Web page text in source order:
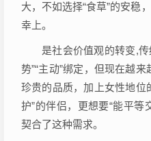
大，不如选择“食草”的安稳
幸上。
是社会价值观的转变,传
势”“主动”绑定，但现在越来
珍贵的品质，加上女性地位
护”的伴侣，更想要“能平等
契合了这种需求。